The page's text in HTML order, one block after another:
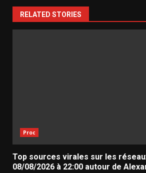
RELATED STORIES
Proc
Top sources virales sur les
08/08/2026 à 22:00 autour de